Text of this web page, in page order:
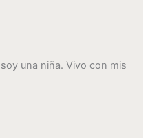
una niña. Vivo con mis